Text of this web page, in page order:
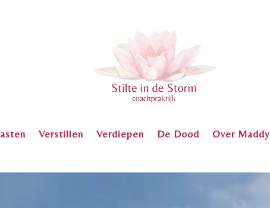
Verstillen Verdiepen De Dood Over Maddy